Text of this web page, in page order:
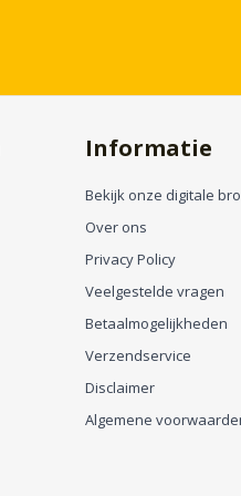
Informatie
Bekijk onze digitale
Over ons
Privacy Policy
Veelgestelde vragen
Betaalmogelijkheden
Verzendservice
Disclaimer
Algemene